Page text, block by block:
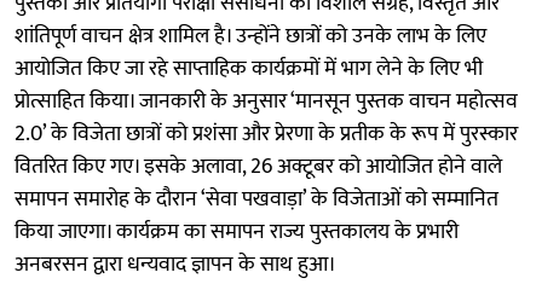
शांतिपूर्ण वाचन क्षेत्र शामिल है। उन्होंने छात्रों को उनके लाभ के लिए
आयोजित किए जा रहे साप्ताहिक कार्यक्रमों में भाग लेने के लिए भी
प्रोत्साहित किया। जानकारी के अनुसार ‘मानसून पुस्तक वाचन महोत्सव
2.0’ के विजेता छात्रों को प्रशंसा और प्रेरणा के प्रतीक के रूप में पुरस्कार
वितरित किए गए। इसके अलावा, 26 अक्टूबर को आयोजित होने वाले
समापन समारोह के दौरान ‘सेवा पखवाड़ा’ के विजेताओं को सम्मानित
किया जाएगा। कार्यक्रम का समापन राज्य पुस्तकालय के प्रभारी
अनबरसन द्वारा धन्यवाद ज्ञापन के साथ हुआ।